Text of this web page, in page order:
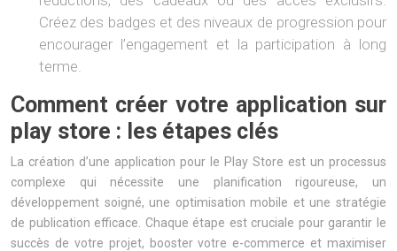
Créez des badges et des niveaux de progression pour
encourager l’engagement et la participation à long
terme.
Comment créer votre application sur
play store : les étapes clés
La création d’une application pour le Play Store est un processus
complexe qui nécessite une planification rigoureuse, un
développement soigné, une optimisation mobile et une stratégie
de publication efficace. Chaque étape est cruciale pour garantir le
succès de votre projet, booster votre e-commerce et maximiser